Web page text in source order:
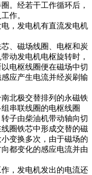
。经若干工作循环后，
作。
，发电机有直流发电机
、磁场线圈、电枢和炭
动发电机电枢旋转时，
电枢线圈便在磁场中切
应产生电流并经炭刷输
北极交替排列的永磁铁
串联线圈的电枢线圈
子由柴油机带动轴向切
圈铁芯中形成交替的磁
变换多次，由于磁场的
都变化的感应电流并由
，发电机发出的电流还